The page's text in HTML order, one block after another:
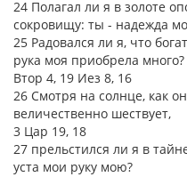
24 Полагал ли я в золоте
сокровищу: ты - надежда
25 Радовался ли я, что
рука моя приобрела много?
Втор 4, 19 Иез 8, 16
26 Смотря на солнце, как
величественно шествует,
3 Цар 19, 18
27 прельстился ли я в
уста мои руку мою?